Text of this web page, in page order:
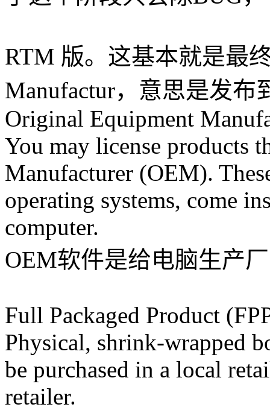
RTM 版。这基本就是最
Manufactur，意思是发布
Original Equipment
You may license products
Manufacturer (OEM).
operating systems, come
computer.
OEM软件是给电脑生产
Full Packaged Product
Physical, shrink-wrapped
be purchased in a local
retailer.